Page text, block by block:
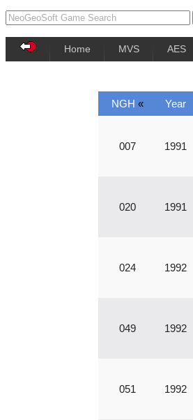
Home MVS AES
NGH « Year
007 1991
020 1991
024 1992
049 1992
051 1992